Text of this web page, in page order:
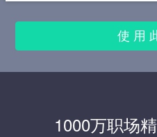
使 用
1000万职场